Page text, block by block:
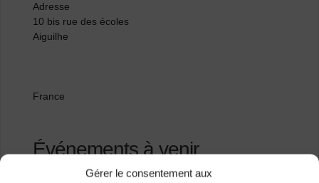
Gérer le consentement aux
Adresse
10 bis rue des écoles
Aiguilhe
France
Événements à venir